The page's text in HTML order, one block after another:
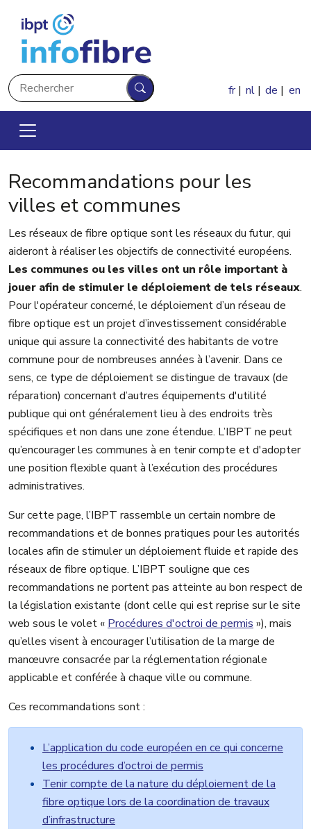
Rechercher
Rechercher
fr nl de en
Recommandations pour les
villes et communes
Les réseaux de fibre optique sont les réseaux du futur, qui
aideront à réaliser les objectifs de connectivité européens.
Les communes ou les villes ont un rôle important à
jouer afin de stimuler le déploiement de tels réseaux.
Pour l'opérateur concerné, le déploiement d’un réseau de
fibre optique est un projet d’investissement considérable
unique qui assure la connectivité des habitants de votre
commune pour de nombreuses années à l’avenir. Dans ce
sens, ce type de déploiement se distingue de travaux (de
réparation) concernant d’autres équipements d'utilité
publique qui ont généralement lieu à des endroits très
spécifiques et non dans une zone étendue. L’IBPT ne peut
qu’encourager les communes à en tenir compte et d'adopter
une position flexible quant à l’exécution des procédures
administratives.
Sur cette page, l’IBPT rassemble un certain nombre de
recommandations et de bonnes pratiques pour les autorités
locales afin de stimuler un déploiement fluide et rapide des
réseaux de fibre optique. L’IBPT souligne que ces
recommandations ne portent pas atteinte au bon respect de
la législation existante (dont celle qui est reprise sur le site
web sous le volet « Procédures d'octroi de permis »), mais
qu’elles visent à encourager l’utilisation de la marge de
manœuvre consacrée par la réglementation régionale
applicable et conférée à chaque ville ou commune.
Ces recommandations sont :
L’application du code européen en ce qui concerne
les procédures d’octroi de permis
Tenir compte de la nature du déploiement de la
fibre optique lors de la coordination de travaux
d’infrastructure